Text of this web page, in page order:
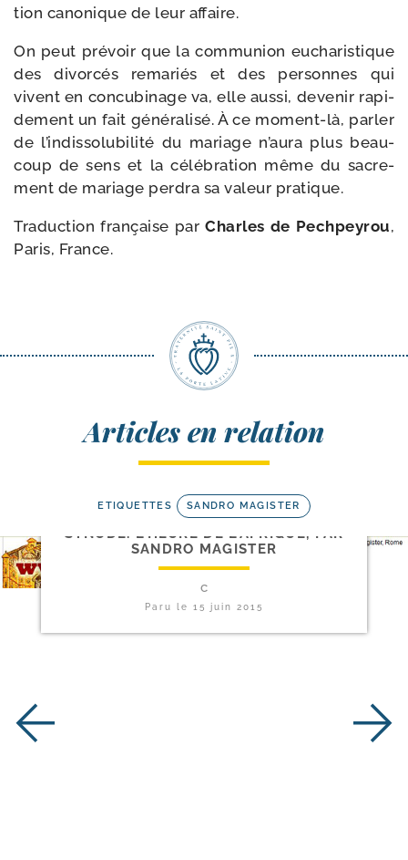
tion cano­nique de leur affaire.
On peut pré­voir que la com­mu­nion eucha­ris­tique
des divor­cés rema­riés et des per­sonnes qui
vivent en concu­bi­nage va, elle aus­si, deve­nir rapi­
de­ment un fait géné­ra­li­sé. À ce moment-​là, par­ler
de l’indissolubilité du mariage n’aura plus beau­
coup de sens et la célé­bra­tion même du sacre­
ment de mariage per­dra sa valeur pratique.
Traduction fran­çaise par Charles de Pechpeyrou,
Paris, France.
Articles en relation
ETIQUETTES SANDRO MAGISTER
SYNODE. L’HEURE DE L’AFRIQUE, PAR
SANDRO MAGISTER
c
Paru le 15 juin 2015